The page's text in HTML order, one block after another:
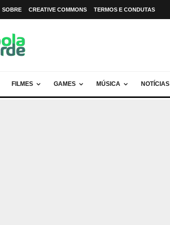
SOBRE CREATIVE COMMONS TERMOS E CONDUTAS
FILMES GAMES MÚSICA NOTÍCIAS